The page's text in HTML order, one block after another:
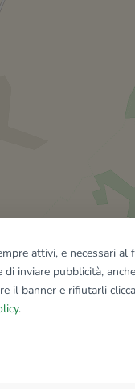
tutti gli immobili del
attivi, e necessari
inviare pubblicità,
il banner e rifiutarli
.